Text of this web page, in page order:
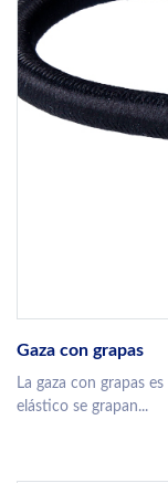
Gaza con grapas
La gaza con grapas
elástico se grapan...